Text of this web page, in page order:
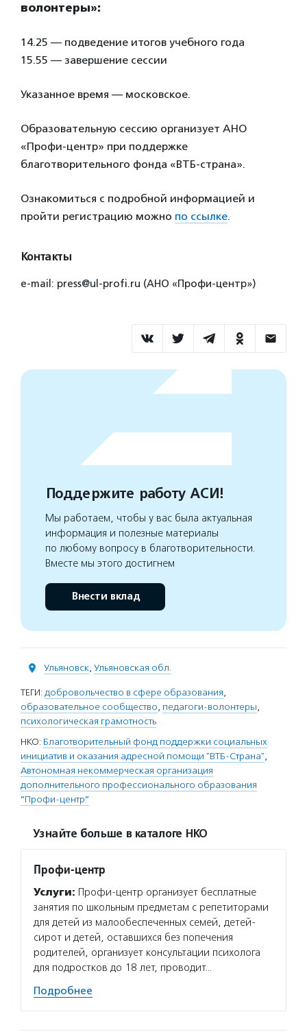
волонтеры»:
14.25 — подведение итогов учебного года
15.55 — завершение сессии
Указанное время — московское.
Образовательную сессию организует АНО
«Профи-центр» при поддержке
благотворительного фонда «ВТБ-страна».
Ознакомиться с подробной информацией и
пройти регистрацию можно по ссылке.
Контакты
e-mail: press@ul-profi.ru (АНО «Профи-центр»)
Поддержите работу АСИ!
Мы работаем, чтобы у вас была актуальная
информация и полезные материалы
по любому вопросу в благотворительности.
Вместе мы этого достигнем
Внести вклад
Ульяновск, Ульяновская обл.
ТЕГИ: добровольчество в сфере образования,
образовательное сообщество, педагоги-волонтеры,
психологическая грамотность
НКО: Благотворительный фонд поддержки социальных
инициатив и оказания адресной помощи "ВТБ-Страна",
Автономная некоммерческая организация
дополнительного профессионального образования
“Профи-центр”
Узнайте больше в каталоге НКО
Профи-центр
Услуги: Профи-центр организует бесплатные
занятия по школьным предметам с репетиторами
для детей из малообеспеченных семей, детей-
сирот и детей, оставшихся без попечения
родителей, организует консультации психолога
для подростков до 18 лет, проводит…
Подробнее